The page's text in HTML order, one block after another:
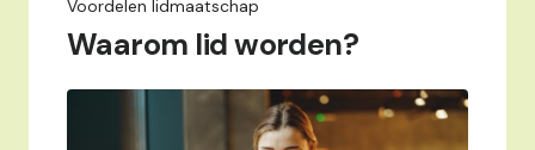
Voordelen lidmaatschap
Waarom lid worden?